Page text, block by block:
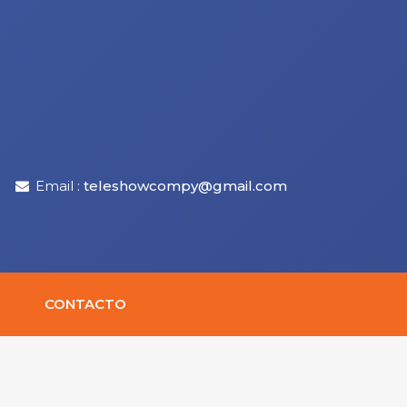
Email : teleshowcompy@gmail.com
CONTACTO